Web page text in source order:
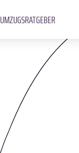
UMZUGSRATGEBER